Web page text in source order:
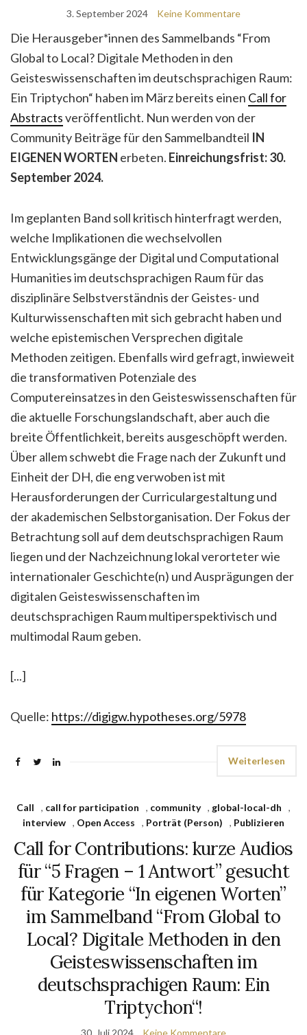
3. September 2024 Keine Kommentare
Die Herausgeber*innen des Sammelbands “From
Global to Local? Digitale Methoden in den
Geisteswissenschaften im deutschsprachigen Raum:
Ein Triptychon“ haben im März bereits einen Call for
Abstractsveröffentlicht. Nun werden von der
Community Beiträge für den Sammelbandteil IN
EIGENEN WORTEN erbeten. Einreichungsfrist: 30.
September 2024.
Im geplanten Band soll kritisch hinterfragt werden,
welche Implikationen die wechselvollen
Entwicklungsgänge der Digital und Computational
Humanities im deutschsprachigen Raum für das
disziplinäre Selbstverständnis der Geistes- und
Kulturwissenschaften mit sich gebracht haben und
welche epistemischen Versprechen digitale
Methoden zeitigen. Ebenfalls wird gefragt, inwieweit
die transformativen Potenziale des
Computereinsatzes in den Geisteswissenschaften für
die aktuelle Forschungslandschaft, aber auch die
breite Öffentlichkeit, bereits ausgeschöpft werden.
Über allem schwebt die Frage nach der Zukunft und
Einheit der DH, die eng verwoben ist mit
Herausforderungen der Curriculargestaltung und
der akademischen Selbstorganisation. Der Fokus der
Betrachtung soll auf dem deutschsprachigen Raum
liegen und der Nachzeichnung lokal verorteter wie
internationaler Geschichte(n) und Ausprägungen der
digitalen Geisteswissenschaften im
deutschsprachigen Raum multiperspektivisch und
multimodal Raum geben.
[...]
Quelle: https://digigw.hypotheses.org/5978
Weiterlesen
Call , call for participation , community , global-local-dh
,
interview , Open Access , Porträt (Person) , Publizieren
Call for Contributions: kurze Audios
für “5 Fragen – 1 Antwort” gesucht
für Kategorie “In eigenen Worten”
im Sammelband “From Global to
Local? Digitale Methoden in den
Geisteswissenschaften im
deutschsprachigen Raum: Ein
Triptychon“!
30. Juli 2024 Keine Kommentare